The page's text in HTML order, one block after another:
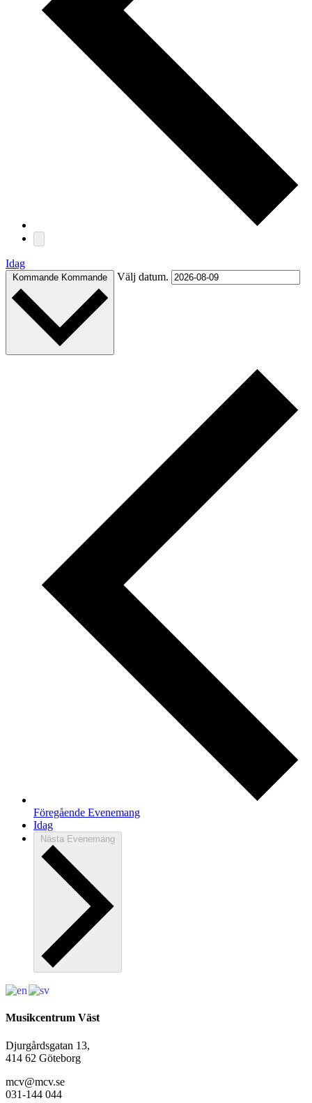
Idag
Kommande Kommande Välj datum.
Föregående Evenemang
Idag
Nästa Evenemang
Musikcentrum Väst
Djurgårdsgatan 13,
414 62 Göteborg
mcv@mcv.se
031-144 044